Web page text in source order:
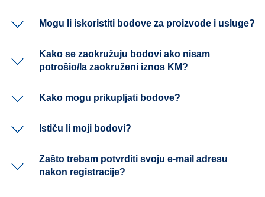
Mogu li iskoristiti bodove za proizvode i usluge?
Kako se zaokružuju bodovi ako nisam
potrošio/la zaokruženi iznos KM?
Kako mogu prikupljati bodove?
Ističu li moji bodovi?
Zašto trebam potvrditi svoju e-mail adresu
nakon registracije?